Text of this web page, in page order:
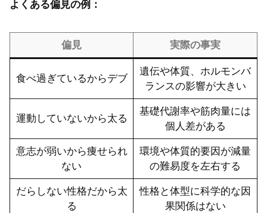
よくある偏見の例：
偏見 実際の事実
食べ過ぎているからデブ
遺伝や体質、ホルモンバ
ランスの影響が大きい
運動していないから太る
基礎代謝率や筋肉量には
個人差がある
意志が弱いから痩せられ
ない
環境や体質的要因が減量
の難易度を左右する
だらしない性格だから太
る
性格と体型に科学的な因
果関係はない